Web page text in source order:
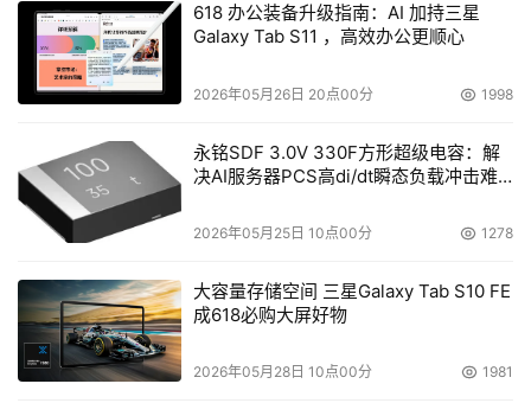
618 办公装备升级指南：AI 加持三星
Galaxy Tab S11 ，高效办公更顺心
2026年05月26日 20点00分 1998
永铭SDF 3.0V 330F方形超级电容：解
决AI服务器PCS高di/dt瞬态负载冲击难
2026年05月25日 10点00分 1278
大容量存储空间 三星Galaxy Tab S10 FE
成618必购大屏好物
2026年05月28日 10点00分 1981